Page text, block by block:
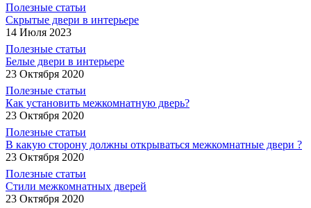
Полезные статьи
Скрытые двери в интерьере
14 Июля 2023
Полезные статьи
Белые двери в интерьере
23 Октября 2020
Полезные статьи
Как установить межкомнатную дверь?
23 Октября 2020
Полезные статьи
В какую сторону должны открываться межкомнатные двери ?
23 Октября 2020
Полезные статьи
Стили межкомнатных дверей
23 Октября 2020